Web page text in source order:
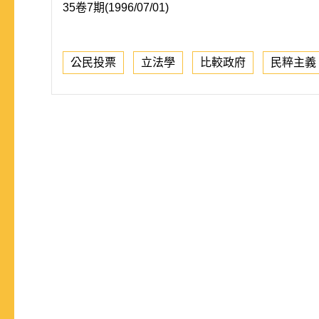
35卷7期(1996/07/01)
公民投票 立法學 比較政府 民粹主義